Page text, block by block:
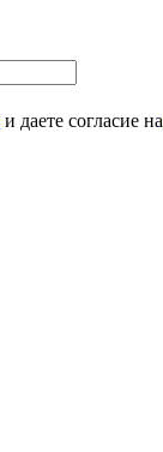
и даете согласие на